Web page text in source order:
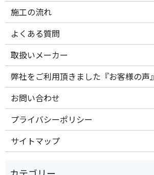
施工の流れ
よくある質問
取扱いメーカー
弊社をご利用頂きました『お客様の声』
お問い合わせ
プライバシーポリシー
サイトマップ